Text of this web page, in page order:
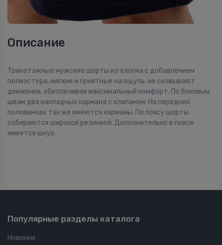
Описание
Трикотажные мужские шорты из хлопка с добавлением
полиэстера, мягкие и приятные на ощупь, не сковывают
движения, обеспечивая максимальный комфорт. По боковым
швам два накладных кармана с клапаном. На передних
половинках так же имеются карманы. По поясу шорты
собираются широкой резинкой. Дополнительно в поясе
имеется шнур.
Популярные разделы каталога
Новинки